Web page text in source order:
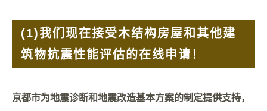
(1)我们现在接受木结构房屋和其他建
筑物抗震性能评估的在线申请！
京都市为地震诊断和地震改造基本方案的制定提供支持，